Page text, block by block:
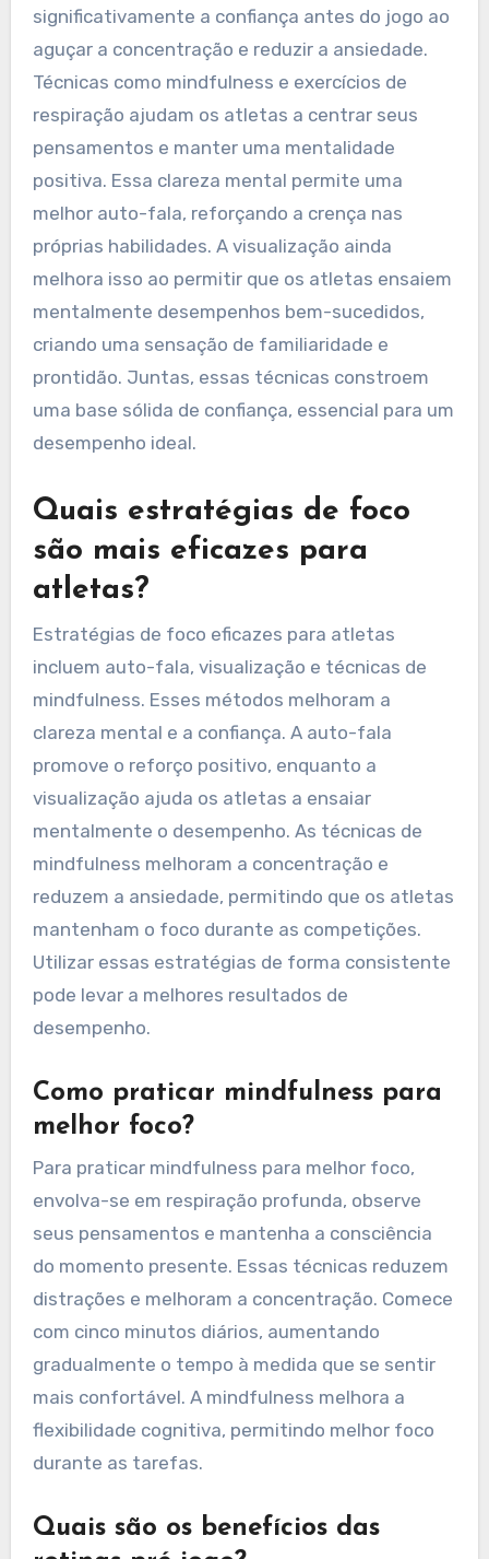
significativamente a confiança antes do jogo ao
aguçar a concentração e reduzir a ansiedade.
Técnicas como mindfulness e exercícios de
respiração ajudam os atletas a centrar seus
pensamentos e manter uma mentalidade
positiva. Essa clareza mental permite uma
melhor auto-fala, reforçando a crença nas
próprias habilidades. A visualização ainda
melhora isso ao permitir que os atletas ensaiem
mentalmente desempenhos bem-sucedidos,
criando uma sensação de familiaridade e
prontidão. Juntas, essas técnicas constroem
uma base sólida de confiança, essencial para um
desempenho ideal.
Quais estratégias de foco
são mais eficazes para
atletas?
Estratégias de foco eficazes para atletas
incluem auto-fala, visualização e técnicas de
mindfulness. Esses métodos melhoram a
clareza mental e a confiança. A auto-fala
promove o reforço positivo, enquanto a
visualização ajuda os atletas a ensaiar
mentalmente o desempenho. As técnicas de
mindfulness melhoram a concentração e
reduzem a ansiedade, permitindo que os atletas
mantenham o foco durante as competições.
Utilizar essas estratégias de forma consistente
pode levar a melhores resultados de
desempenho.
Como praticar mindfulness para
melhor foco?
Para praticar mindfulness para melhor foco,
envolva-se em respiração profunda, observe
seus pensamentos e mantenha a consciência
do momento presente. Essas técnicas reduzem
distrações e melhoram a concentração. Comece
com cinco minutos diários, aumentando
gradualmente o tempo à medida que se sentir
mais confortável. A mindfulness melhora a
flexibilidade cognitiva, permitindo melhor foco
durante as tarefas.
Quais são os benefícios das